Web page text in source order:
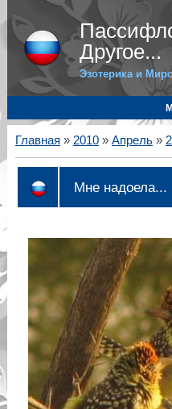
Другое...
Эзотерика и
Главная » 2010 » Апрель »
Мне надоела...